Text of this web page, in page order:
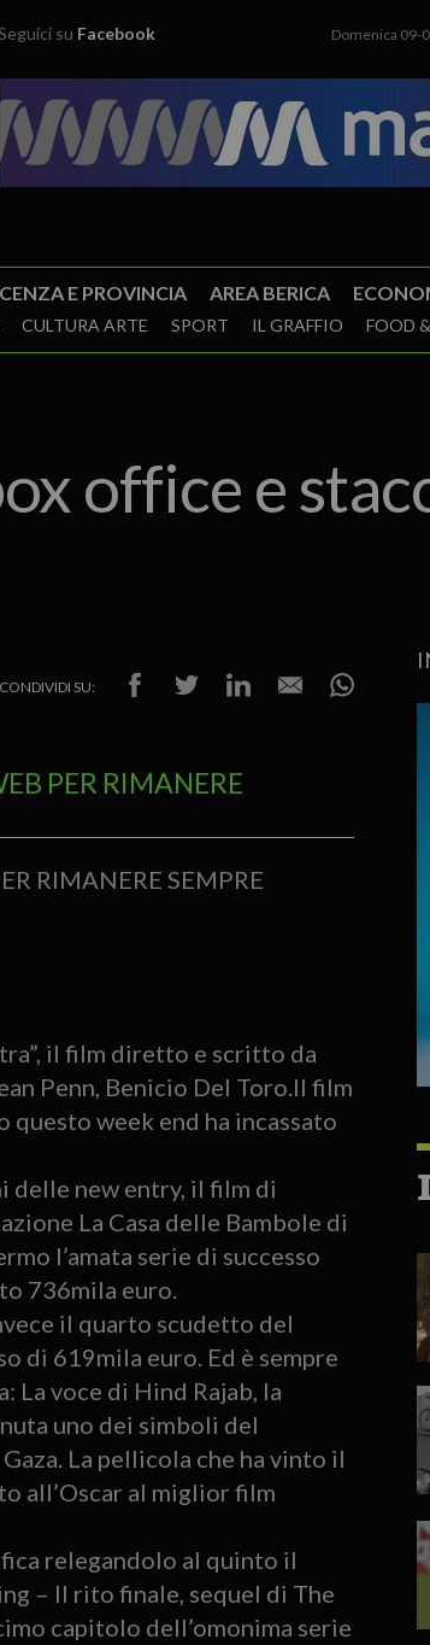
su Facebook Domenica 09-
E PROVINCIA AREA BERICA
CULTURA ARTE SPORT IL GRAFFIO FOOD
office e
CONDIVIDI SU:
PER RIMANERE
RIMANERE SEMPRE
il film diretto e scritto da
Penn, Benicio Del Toro.Il film
week end ha incassato
delle new entry, il film di
La Casa delle Bambole di
l’amata serie di successo
736mila euro.
il quarto scudetto del
di 619mila euro. Ed è sempre
La voce di Hind Rajab, la
uno dei simboli del
La pellicola che ha vinto il
all’Oscar al miglior film
relegandolo al quinto il
– Il rito finale, sequel di The
capitolo dell’omonima serie